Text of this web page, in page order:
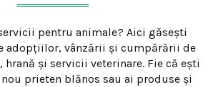
pentru animale? Aici găsești
adopțiilor, vânzării și cumpărării de
hrană și servicii veterinare. Fie că ești
prieten blănos sau ai produse și